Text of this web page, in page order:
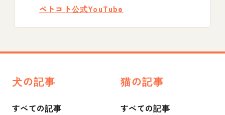
ペトコト公式YouTube
犬の記事
すべての記事
猫の記事
すべての記事